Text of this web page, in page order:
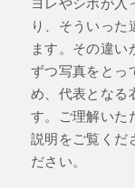
り、そういった
ます。その違
ずつ写真をとっ
め、代表となる
す。ご理解いた
説明をご覧くだ
ださい。